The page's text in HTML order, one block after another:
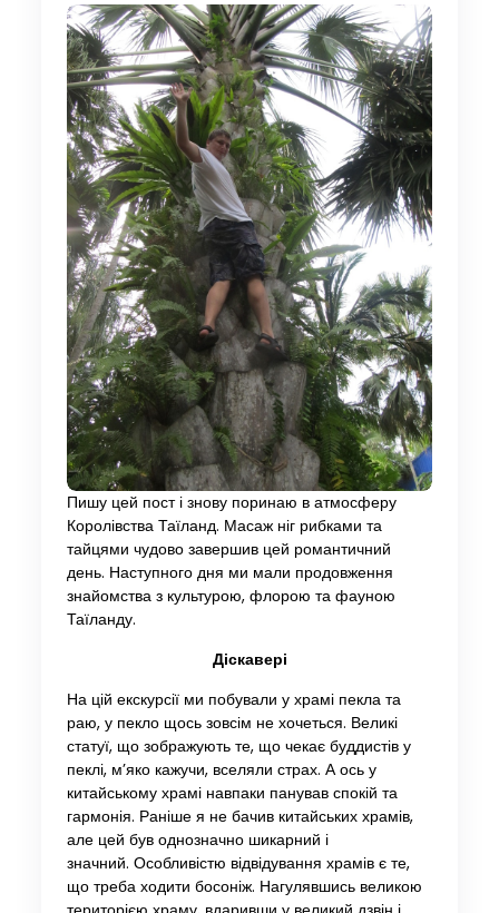
Пишу цей пост і знову поринаю в атмосферу
Королівства Таїланд. Масаж ніг рибками та
тайцями чудово завершив цей романтичний
день. Наступного дня ми мали продовження
знайомства з культурою, флорою та фауною
Таїланду.
Діскавері
На цій екскурсії ми побували у храмі пекла та
раю, у пекло щось зовсім не хочеться. Великі
статуї, що зображують те, що чекає буддистів у
пеклі, м’яко кажучи, вселяли страх. А ось у
китайському храмі навпаки панував спокій та
гармонія. Раніше я не бачив китайських храмів,
але цей був однозначно шикарний і
значний. Особливістю відвідування храмів є те,
що треба ходити босоніж. Нагулявшись великою